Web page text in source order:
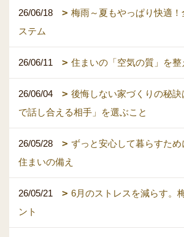
26/06/18
梅雨～夏もやっぱり快適
ステム
26/06/11 住まいの「空気の質」を整
26/06/04
後悔しない家づくりの秘訣
で話し合える相手」を選ぶこと
26/05/28
ずっと安心して暮らすた
住まいの備え
26/05/21
6月のストレスを減らす。
ント